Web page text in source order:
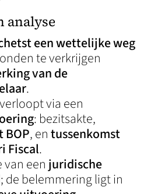
analyse
een wettelijke weg
te verkrijgen
van de
.
via een
: bezitsakte,
, entussenkomst
Fiscal.
van een juridische
; de belemmering ligt in